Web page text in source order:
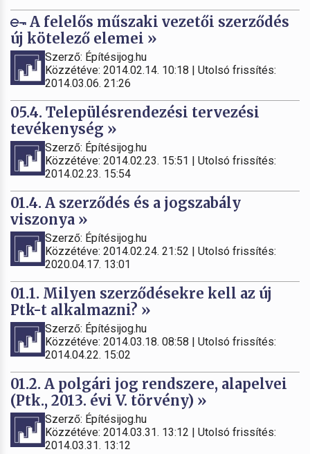
A felelős műszaki vezetői szerződés
új kötelező elemei »
Szerző: Építésijog.hu
Közzétéve: 2014.02.14. 10:18 | Utolsó frissítés:
2014.03.06. 21:26
05.4. Településrendezési tervezési
tevékenység »
Szerző: Építésijog.hu
Közzétéve: 2014.02.23. 15:51 | Utolsó frissítés:
2014.02.23. 15:54
01.4. A szerződés és a jogszabály
viszonya »
Szerző: Építésijog.hu
Közzétéve: 2014.02.24. 21:52 | Utolsó frissítés:
2020.04.17. 13:01
01.1. Milyen szerződésekre kell az új
Ptk-t alkalmazni? »
Szerző: Építésijog.hu
Közzétéve: 2014.03.18. 08:58 | Utolsó frissítés:
2014.04.22. 15:02
01.2. A polgári jog rendszere, alapelvei
(Ptk., 2013. évi V. törvény) »
Szerző: Építésijog.hu
Közzétéve: 2014.03.31. 13:12 | Utolsó frissítés:
2014.03.31. 13:12